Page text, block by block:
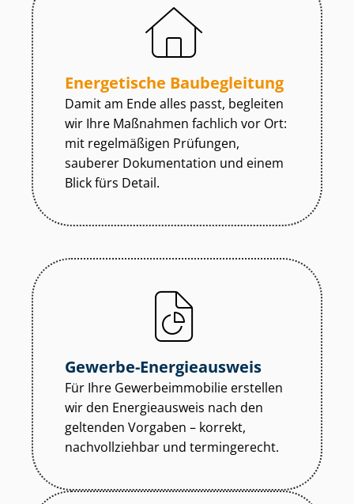
Energetische Baubegleitung
Damit am Ende alles passt, begleiten
wir Ihre Maßnahmen fachlich vor Ort:
mit regelmäßigen Prüfungen,
sauberer Dokumentation und einem
Blick fürs Detail.
Gewerbe-Energieausweis
Für Ihre Ge­wer­be­im­mo­bi­lie erstellen
wir den Energieausweis nach den
geltenden Vorgaben – korrekt,
nachvollziehbar und termingerecht.